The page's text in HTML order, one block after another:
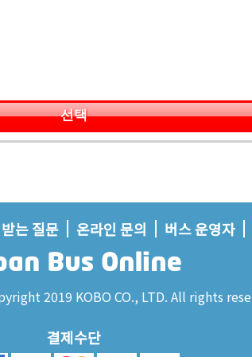
선택
는 질문 온라인 문의 버스 운영자
2019 KOBO CO., LTD. All rights
결제수단